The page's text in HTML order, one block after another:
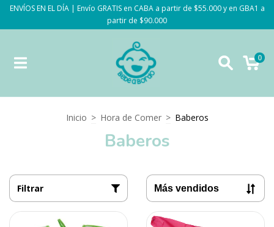
ENVÍOS EN EL DÍA | Envío GRATIS en CABA a partir de $55.000 y en GBA1 a
partir de $90.000
0
Inicio > Hora de Comer > Baberos
Baberos
Filtrar